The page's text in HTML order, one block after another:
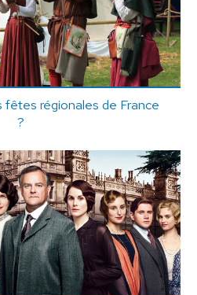
régionales de France
?